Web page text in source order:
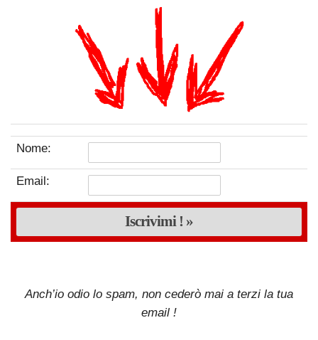
Nome:
Email:
Anch’io odio lo spam, non cederò mai a terzi la tua
email !